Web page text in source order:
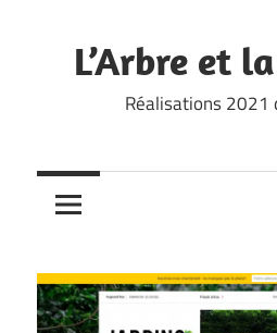
contentL’Arbre et
Réalisations 2021